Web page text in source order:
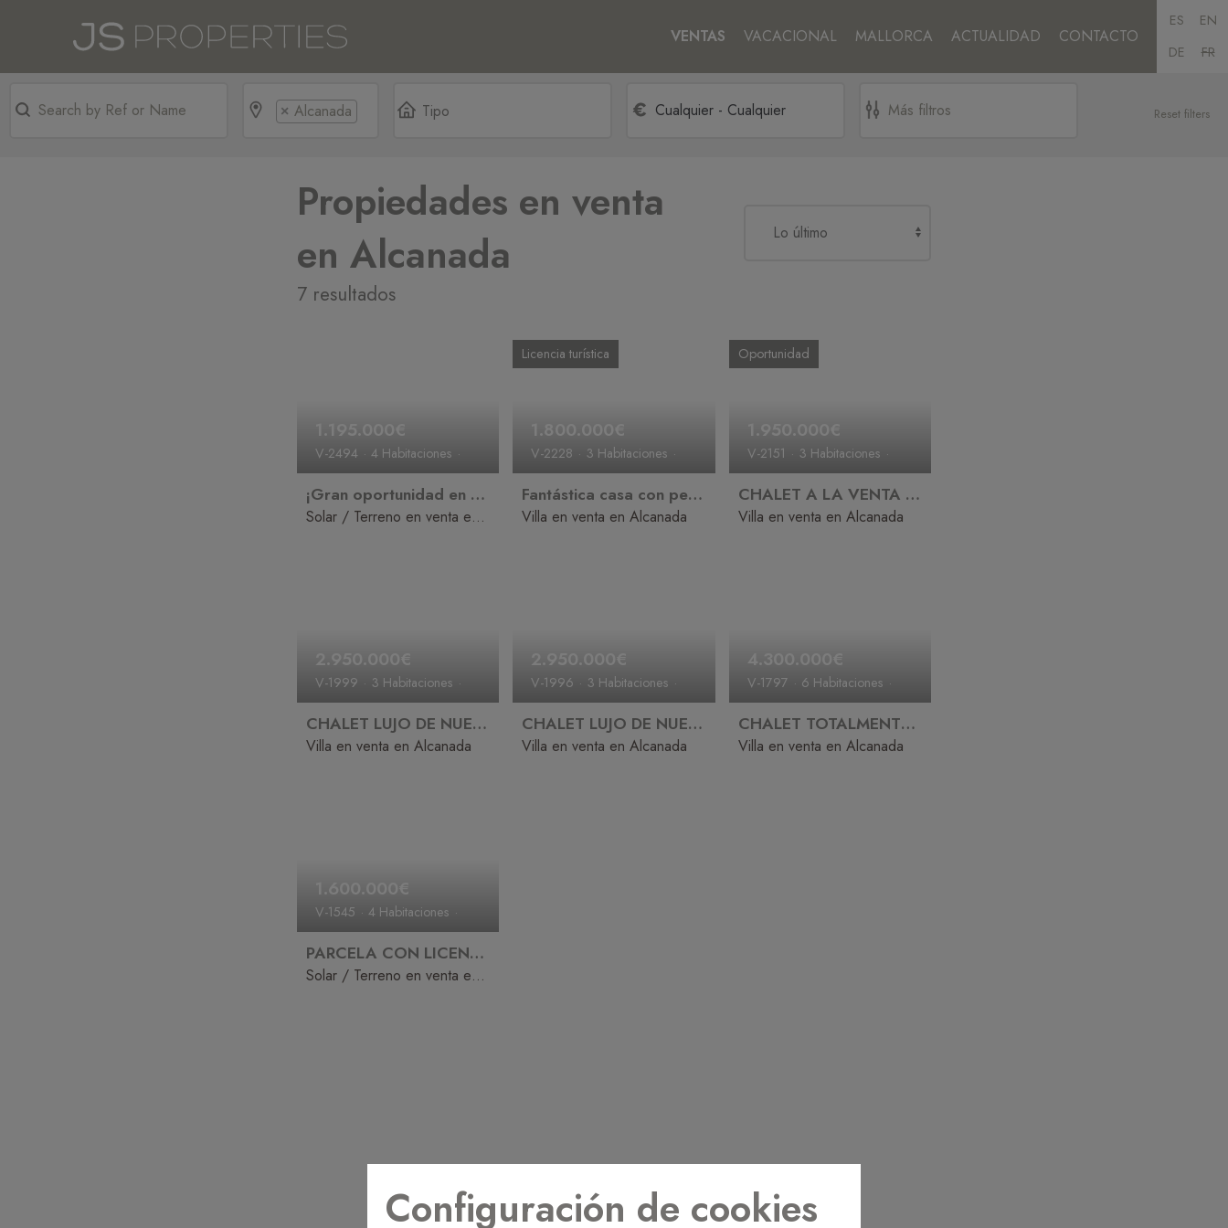
VENTAS VACACIONAL MALLORCA ACTUALIDAD CONTACTO
ES
EN
DE
FR
× Alcanada Reset filters
Propiedades en venta
en Alcanada
7 resultados
1.195.000€
V-2494
4 Habitaciones
4 Baños
¡Gran oportunidad en Alcanada, Alcudia! Solar con vistas al mar y licencia de obra aprobada.
Solar / Terreno en venta en Alcanada
Licencia turística
1.800.000€
V-2228
3 Habitaciones
3 Baños
≈ Piscina
Fantástica casa con perfectas vistas al mar y licencia de alquiler en Alcanada
Villa en venta en Alcanada
Oportunidad
1.950.000€
V-2151
3 Habitaciones
2 Baños
CHALET A LA VENTA EN ALCANADA
Villa en venta en Alcanada
2.950.000€
V-1999
3 Habitaciones
4 Baños
≈ Piscina privada
CHALET LUJO DE NUEVA CONSTRUCCIÓN A LA VENTA EN ALCANADA CON VISTAS AL MAR
Villa en venta en Alcanada
2.950.000€
V-1996
3 Habitaciones
4 Baños
≈ Piscina privada
CHALET LUJO DE NUEVA CONSTRUCCIÓN A LA VENTA EN ALCANADA CON VISTAS AL MAR
Villa en venta en Alcanada
4.300.000€
V-1797
6 Habitaciones
3 Baños
CHALET TOTALMENTE REFORMADO EN PRIMERA LINEA EN VENTA EN ALCANADA
Villa en venta en Alcanada
1.600.000€
V-1545
4 Habitaciones
5 Baños
PARCELA CON LICENCIA DE OBRAS Y PROYECTO EN VENTA EN AUCANADA
Solar / Terreno en venta en Alcanada
Configuración de cookies